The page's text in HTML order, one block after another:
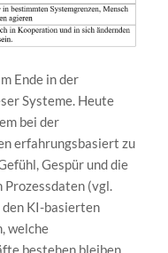
Ende in der
Systeme. Heute
bei der
erfahrungsbasiert zu
Gespür und die
(vgl.
den KI-basierten
welche
bestehen bleiben